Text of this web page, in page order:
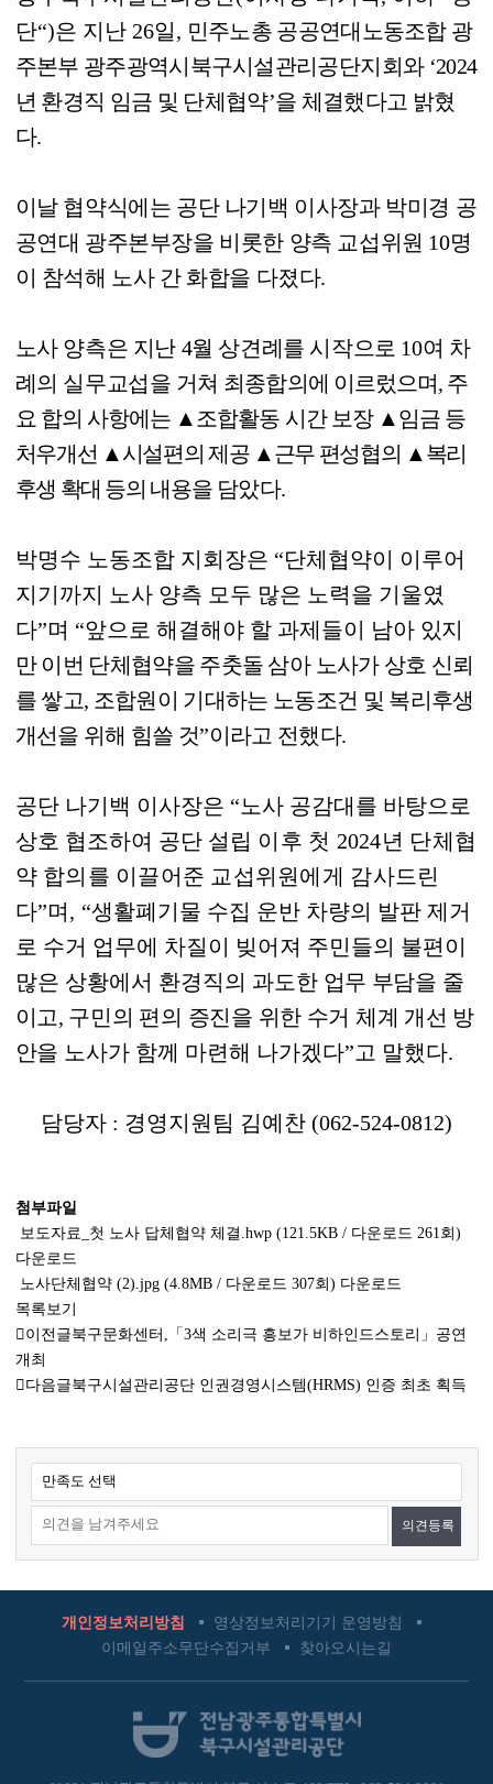
단“)은 지난 26일, 민주노총 공공연대노동조합 광
주본부 광주광역시북구시설관리공단지회와 ‘2024
년 환경직 임금 및 단체협약’을 체결했다고 밝혔
다.
이날 협약식에는 공단 나기백 이사장과 박미경 공
공연대 광주본부장을 비롯한 양측 교섭위원 10명
이 참석해 노사 간 화합을 다졌다.
노사 양측은 지난 4월 상견례를 시작으로 10여 차
례의 실무교섭을 거쳐 최종합의에 이르렀으며, 주
요 합의 사항에는 ▲ 조합활동 시간 보장 ▲ 임금 등
처우개선 ▲ 시설편의 제공 ▲ 근무 편성협의 ▲ 복리
후생 확대 등의 내용을 담았다.
박명수 노동조합 지회장은 “단체협약이 이루어
지기까지 노사 양측 모두 많은 노력을 기울였
다”며 “앞으로 해결해야 할 과제들이 남아 있지
만 이번 단체협약을 주춧돌 삼아 노사가 상호 신뢰
를 쌓고, 조합원이 기대하는 노동조건 및 복리후생
개선을 위해 힘쓸 것”이라고 전했다.
공단 나기백 이사장은 “노사 공감대를 바탕으로
상호 협조하여 공단 설립 이후 첫 2024년 단체협
약 합의를 이끌어준 교섭위원에게 감사드린
다”며 , “생활폐기물 수집 운반 차량의 발판 제거
로 수거 업무에 차질이 빚어져 주민들의 불편이
많은 상황에서 환경직의 과도한 업무 부담을 줄
이고, 구민의 편의 증진을 위한 수거 체계 개선 방
안을 노사가 함께 마련해 나가겠다”고 말했다.
담당자 : 경영지원팀 김예찬 (062-524-0812)
첨부파일
보도자료_첫 노사 답체협약 체결.hwp (121.5KB / 다운로드 261회)
다운로드
노사단체협약 (2).jpg (4.8MB / 다운로드 307회) 다운로드
목록보기
이전글북구문화센터,「3색 소리극 흥보가 비하인드스토리」공연
개최
다음글북구시설관리공단 인권경영시스템(HRMS) 인증 최초 획득
콘
텐
츠
만
만족도 선택
개인정보처리방침
영상정보처리기기 운영방침
이메일주소무단수집거부
찾아오시는길